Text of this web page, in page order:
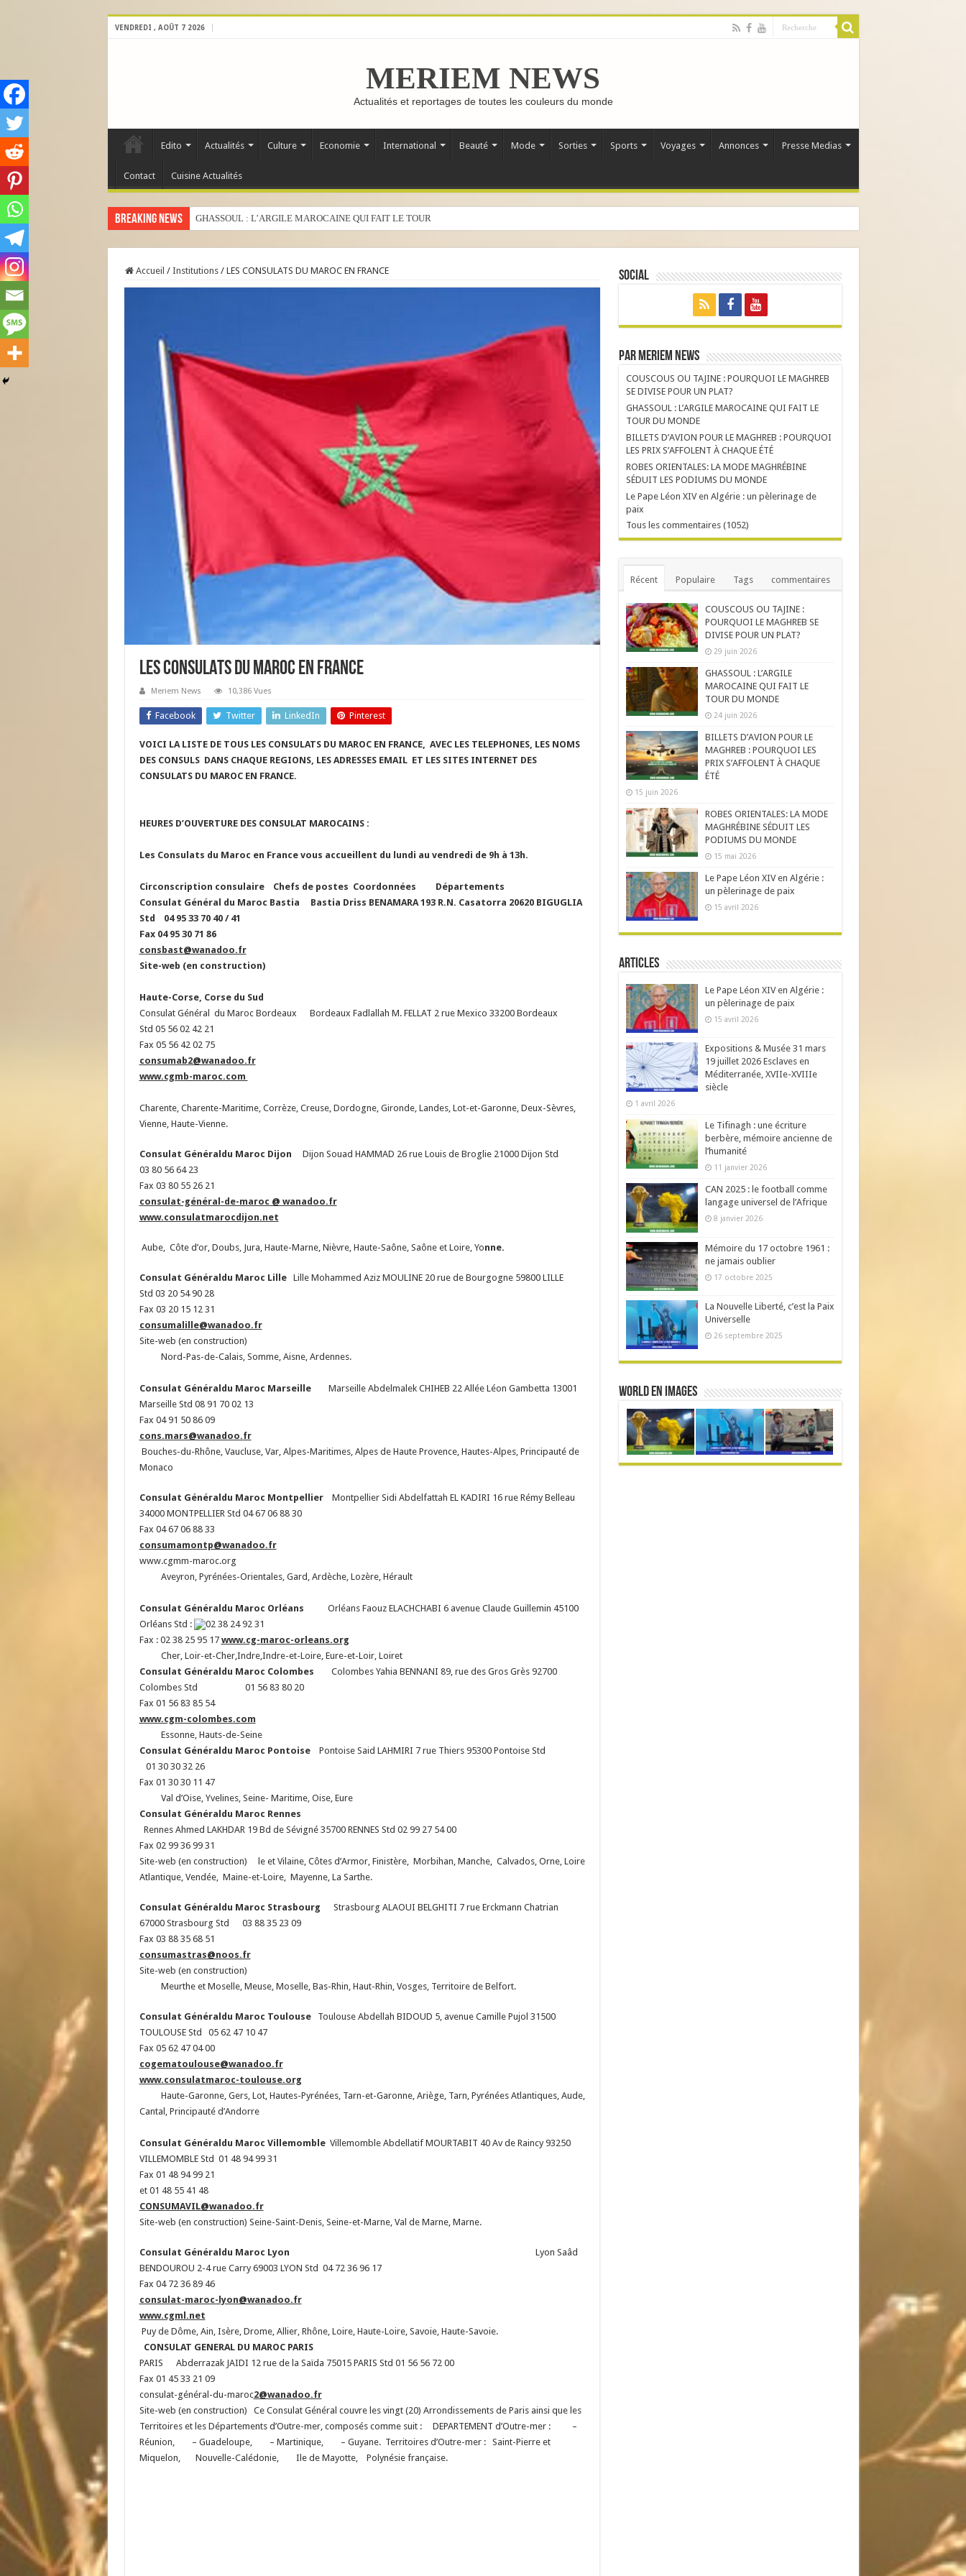
VENDREDI , AOÛT 7 2026
MERIEM NEWS
Actualités et reportages de toutes les couleurs du monde
Edito Actualités Culture Economie International Beauté Mode Sorties Sports Voyages Annonces Presse Medias
Contact Cuisine Actualités
Breaking News GHASSOUL : L’ARGILE MAROCAINE QUI FAIT LE TOUR DU MONDE
Accueil / Institutions / LES CONSULATS DU MAROC EN FRANCE
LES CONSULATS DU MAROC EN FRANCE
Meriem News 10,386 Vues
Facebook Twitter LinkedIn Pinterest
VOICI LA LISTE DE TOUS LES CONSULATS DU MAROC EN FRANCE, AVEC LES TELEPHONES, LES NOMS
DES CONSULS DANS CHAQUE REGIONS, LES ADRESSES EMAIL ET LES SITES INTERNET DES
CONSULATS DU MAROC EN FRANCE.
HEURES D’OUVERTURE DES CONSULAT MAROCAINS :
Les Consulats du Maroc en France vous accueillent du lundi au vendredi de 9h à 13h.
Circonscription consulaire Chefs de postes Coordonnées
Départements
Consulat Général du Maroc Bastia Bastia Driss BENAMARA 193 R.N. Casatorra 20620 BIGUGLIA
Std
04 95 33 70 40 / 41
Fax 04 95 30 71 86
consbast@wanadoo.fr
Site-web (en construction)
Haute-Corse, Corse du Sud
Consulat Général du Maroc Bordeaux Bordeaux Fadlallah M. FELLAT 2 rue Mexico 33200 Bordeaux
Std 05 56 02 42 21
Fax 05 56 42 02 75
consumab2@wanadoo.fr
www.cgmb-maroc.com
Charente, Charente-Maritime, Corrèze, Creuse, Dordogne, Gironde, Landes, Lot-et-Garonne, Deux-Sèvres,
Vienne, Haute-Vienne.
Consulat Généraldu Maroc Dijon Dijon Souad HAMMAD 26 rue Louis de Broglie 21000 Dijon Std
03 80 56 64 23
Fax 03 80 55 26 21
consulat-général-de-maroc @ wanadoo.fr
www.consulatmarocdijon.net
Aube, Côte d’or, Doubs, Jura, Haute-Marne, Nièvre, Haute-Saône, Saône et Loire, Yonne.
Consulat Généraldu Maroc LilleLille Mohammed Aziz MOULINE 20 rue de Bourgogne 59800 LILLE
Std 03 20 54 90 28
Fax 03 20 15 12 31
consumalille@wanadoo.fr
Site-web (en construction)
Nord-Pas-de-Calais, Somme, Aisne, Ardennes.
Consulat Généraldu Maroc MarseilleMarseille Abdelmalek CHIHEB 22 Allée Léon Gambetta 13001
Marseille Std 08 91 70 02 13
Fax 04 91 50 86 09
cons.mars@wanadoo.fr
Bouches-du-Rhône, Vaucluse, Var, Alpes-Maritimes, Alpes de Haute Provence, Hautes-Alpes, Principauté de
Monaco
Consulat Généraldu Maroc MontpellierMontpellier Sidi Abdelfattah EL KADIRI 16 rue Rémy Belleau
34000 MONTPELLIER Std 04 67 06 88 30
Fax 04 67 06 88 33
consumamontp@wanadoo.fr
www.cgmm-maroc.org
Aveyron, Pyrénées-Orientales, Gard, Ardèche, Lozère, Hérault
Consulat Généraldu Maroc Orléans Orléans Faouz ELACHCHABI 6 avenue Claude Guillemin 45100
Orléans Std :
02 38 24 92 31
Fax : 02 38 25 95 17 www.cg-maroc-orleans.org
Cher, Loir-et-Cher,Indre,Indre-et-Loire, Eure-et-Loir, Loiret
Consulat Généraldu Maroc Colombes Colombes Yahia BENNANI 89, rue des Gros Grès 92700
Colombes Std 01 56 83 80 20
Fax 01 56 83 85 54
www.cgm-colombes.com
Essonne, Hauts-de-Seine
Consulat Généraldu Maroc PontoisePontoise Said LAHMIRI 7 rue Thiers 95300 Pontoise Std
01 30 30 32 26
Fax 01 30 30 11 47
Val d’Oise, Yvelines, Seine- Maritime, Oise, Eure
Consulat Généraldu Maroc Rennes
Rennes Ahmed LAKHDAR 19 Bd de Sévigné 35700 RENNES Std 02 99 27 54 00
Fax 02 99 36 99 31
Site-web (en construction) le et Vilaine, Côtes d’Armor, Finistère, Morbihan, Manche, Calvados, Orne, Loire
Atlantique, Vendée, Maine-et-Loire, Mayenne, La Sarthe.
Consulat Généraldu Maroc Strasbourg Strasbourg ALAOUI BELGHITI 7 rue Erckmann Chatrian
67000 Strasbourg Std 03 88 35 23 09
Fax 03 88 35 68 51
consumastras@noos.fr
Site-web (en construction)
Meurthe et Moselle, Meuse, Moselle, Bas-Rhin, Haut-Rhin, Vosges, Territoire de Belfort.
Consulat Généraldu Maroc ToulouseToulouse Abdellah BIDOUD 5, avenue Camille Pujol 31500
TOULOUSE Std 05 62 47 10 47
Fax 05 62 47 04 00
cogematoulouse@wanadoo.fr
www.consulatmaroc-toulouse.org
Haute-Garonne, Gers, Lot, Hautes-Pyrénées, Tarn-et-Garonne, Ariège, Tarn, Pyrénées Atlantiques, Aude,
Cantal, Principauté d’Andorre
Consulat Généraldu Maroc VillemombleVillemomble Abdellatif MOURTABIT 40 Av de Raincy 93250
VILLEMOMBLE Std 01 48 94 99 31
Fax 01 48 94 99 21
et 01 48 55 41 48
CONSUMAVIL@wanadoo.fr
Site-web (en construction) Seine-Saint-Denis, Seine-et-Marne, Val de Marne, Marne.
Consulat Généraldu Maroc Lyon Lyon Saâd
BENDOUROU 2-4 rue Carry 69003 LYON Std 04 72 36 96 17
Fax 04 72 36 89 46
consulat-maroc-lyon@wanadoo.fr
www.cgml.net
Puy de Dôme, Ain, Isère, Drome, Allier, Rhône, Loire, Haute-Loire, Savoie, Haute-Savoie.
CONSULAT GENERAL DU MAROC PARIS
PARIS Abderrazak JAIDI 12 rue de la Saïda 75015 PARIS Std 01 56 56 72 00
Fax 01 45 33 21 09
consulat-général-du-maroc2@wanadoo.fr
Site-web (en construction) Ce Consulat Général couvre les vingt (20) Arrondissements de Paris ainsi que les
Territoires et les Départements d’Outre-mer, composés comme suit : DEPARTEMENT d’Outre-mer : –
Réunion, – Guadeloupe, – Martinique, – Guyane. Territoires d’Outre-mer : Saint-Pierre et
Miquelon, Nouvelle-Calédonie, Ile de Mayotte, Polynésie française.
Social
Par Meriem News
COUSCOUS OU TAJINE : POURQUOI LE MAGHREB
SE DIVISE POUR UN PLAT?
GHASSOUL : L’ARGILE MAROCAINE QUI FAIT LE
TOUR DU MONDE
BILLETS D’AVION POUR LE MAGHREB : POURQUOI
LES PRIX S’AFFOLENT À CHAQUE ÉTÉ
ROBES ORIENTALES: LA MODE MAGHRÉBINE
SÉDUIT LES PODIUMS DU MONDE
Le Pape Léon XIV en Algérie : un pèlerinage de
paix
Tous les commentaires (1052)
Récent Populaire Tags commentaires
COUSCOUS OU TAJINE :
POURQUOI LE MAGHREB SE
DIVISE POUR UN PLAT?
29 juin 2026
GHASSOUL : L’ARGILE
MAROCAINE QUI FAIT LE
TOUR DU MONDE
24 juin 2026
BILLETS D’AVION POUR LE
MAGHREB : POURQUOI LES
PRIX S’AFFOLENT À CHAQUE
ÉTÉ
15 juin 2026
ROBES ORIENTALES: LA MODE
MAGHRÉBINE SÉDUIT LES
PODIUMS DU MONDE
15 mai 2026
Le Pape Léon XIV en Algérie :
un pèlerinage de paix
15 avril 2026
Articles
Le Pape Léon XIV en Algérie :
un pèlerinage de paix
15 avril 2026
Expositions & Musée 31 mars
19 juillet 2026 Esclaves en
Méditerranée, XVIIe-XVIIIe
siècle
1 avril 2026
Le Tifinagh : une écriture
berbère, mémoire ancienne de
l’humanité
11 janvier 2026
CAN 2025 : le football comme
langage universel de l’Afrique
8 janvier 2026
Mémoire du 17 octobre 1961 :
ne jamais oublier
17 octobre 2025
La Nouvelle Liberté, c’est la Paix
Universelle
26 septembre 2025
World en Images